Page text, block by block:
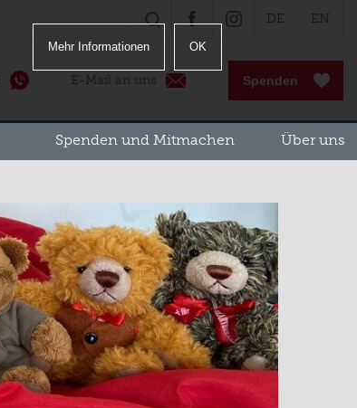
OK
Mehr Informationen
SUCHEFACEBOOKINSTAGRAM
DE EN
E-Mail an uns Spenden
Spenden und Mitmachen Über uns